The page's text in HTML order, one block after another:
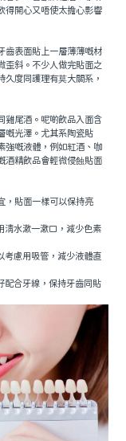
得開心又唔使太擔心影響
表面貼上一層薄薄嘅材
歪斜。不少人做完貼面之
度同護理有莫大關系，
尾酒。呢啲飲品入面含
嘅光澤。尤其系陶瓷貼
強嘅液體，例如紅酒、咖
酒精飲品會輕微侵蝕貼面
貼面一樣可以保持亮
水漱一漱口，減少色素
慮用吸管，減少液體直
合牙線，保持牙齒同貼